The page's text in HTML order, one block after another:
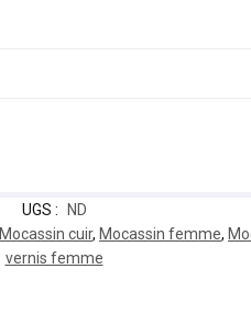
UGS :
ND
Mocassin cuir, Mocassin femme,
vernis femme